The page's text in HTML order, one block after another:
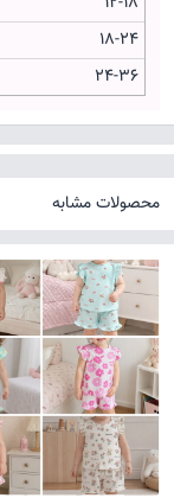
18-24
24-36
محصولات مشابه